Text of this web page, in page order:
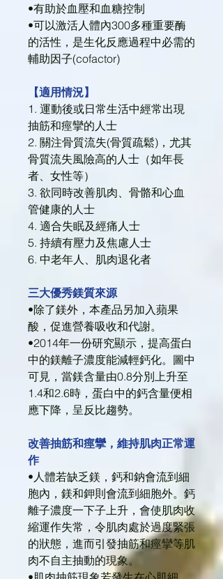
•有助於血壓和血糖控制
•可以激活人體內300多種重要酶
的活性，是生化反應過程中必需的
輔助因子(cofactor)
【適用情況】
1. 運動後或日常生活中經常出現
抽筋和痙攣的人士
2. 關注骨質流失(骨質疏鬆)，尤其
骨質流失風險高的人士（如年長
者、女性等）
3. 欲同時改善肌肉、骨骼和心血
管健康的人士
4. 適合失眠及經痛人士
5. 持續有壓力及焦慮人士
6. 中老年人、肌肉退化者
三大優秀鎂質來源
•除了鎂外，本產品另加入蘋果
酸，促進營養吸收和代謝。
•2014年一份研究顯示，提高蛋白
中的鎂離子濃度能減輕鈣化。圖中
可見，當鎂含量由0.8分別上升至
1.4和2.6時，蛋白中的鈣含量便相
應下降，呈反比趨勢。
改善抽筋和痙攣，維持肌肉正常運
作
•人體若缺乏鎂，鈣和鈉會流到細
胞內，鎂和鉀則會流到細胞外。鈣
離子濃度一下子上升，會使肌肉收
縮運作失常，令肌肉處於過度緊張
的狀態，進而引發抽筋和痙攣等肌
肉不自主抽動的現象。